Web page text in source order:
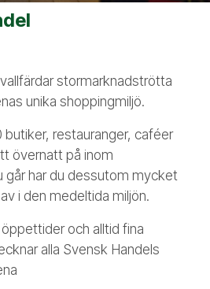
stormarknadströtta
unika shoppingmiljö.
butiker, restauranger, caféer
övernatt på inom
går har du dessutom mycket
i den medeltida miljön.
och alltid fina
alla Svensk Handels